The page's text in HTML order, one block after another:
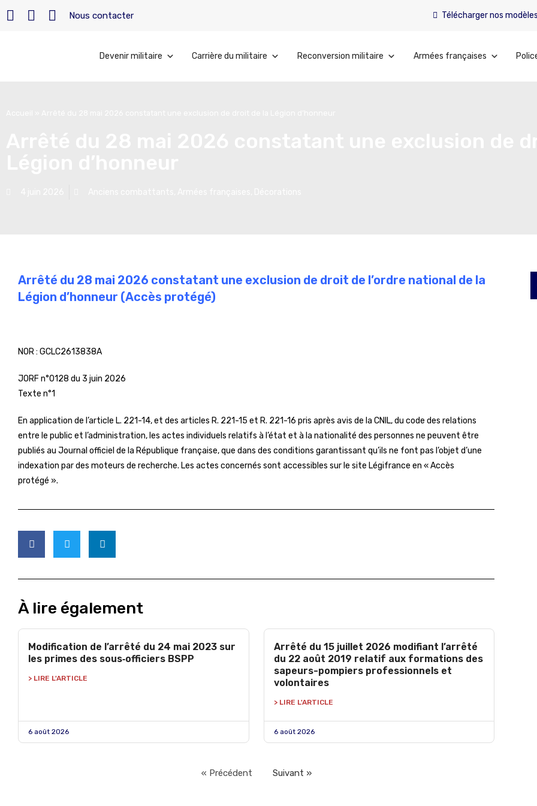
Nous contacter Télécharger nos modèles
Devenir militaire Carrière du militaire Reconversion militaire Armées françaises
Arrêté du 28 mai 2026 constatant une exclusion de droit de l’ordre national de la
Légion d’honneur (Accès protégé)
NOR : GCLC2613838A
JORF n°0128 du 3 juin 2026
Texte n°1
En application de l’article L. 221-14, et des articles R. 221-15 et R. 221-16 pris après avis de la CNIL, du code des relations
entre le public et l’administration, les actes individuels relatifs à l’état et à la nationalité des personnes ne peuvent être
publiés au Journal officiel de la République française, que dans des conditions garantissant qu’ils ne font pas l’objet d’une
indexation par des moteurs de recherche. Les actes concernés sont accessibles sur le site Légifrance en « Accès
protégé ».
À lire également
Modification de l’arrêté du 24 mai 2023 sur
les primes des sous‑officiers BSPP
> LIRE L'ARTICLE
6 août 2026
Arrêté du 15 juillet 2026 modifiant l’arrêté
du 22 août 2019 relatif aux formations des
sapeurs-pompiers professionnels et
volontaires
> LIRE L'ARTICLE
6 août 2026
« Précédent Suivant »